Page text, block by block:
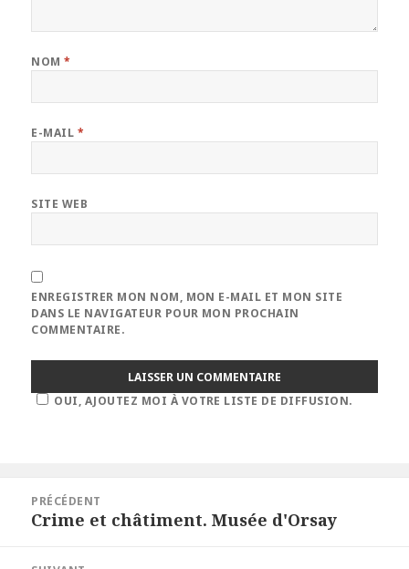
NOM*
E-MAIL *
SITE WEB
ENREGISTRER MON NOM, MON E-MAIL ET MON SITE
DANS LE NAVIGATEUR POUR MON PROCHAIN
COMMENTAIRE.
OUI, AJOUTEZ MOI À VOTRE LISTE DE DIFFUSION.
l’article
PRÉCÉDENT
Article
Crime et châtiment. Musée d'Orsay